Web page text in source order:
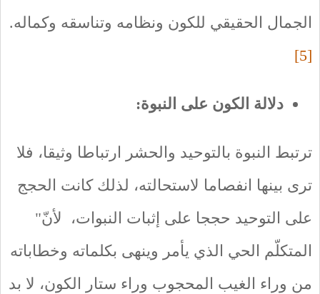
الجمال الحقيقي للكون ونظامه وتناسقه وكماله.
[5]
دلالة الكون على النبوة:
ترتبط النبوة بالتوحيد والحشر ارتباطا وثيقا، فلا
ترى بينها انفصاما لاستحالته، لذلك كانت الحجج
على التوحيد حججا على إثبات النبوات، لأنّ"
المتكلّم الحي الذي يأمر وينهى بكلماته وخطاباته
من وراء الغيب المحجوب وراء ستار الكون، لا بد